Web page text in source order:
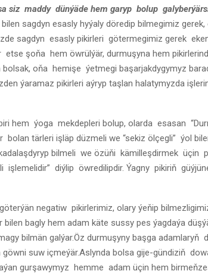
siz maddy dünýäde hem garyp bolup
sagdyn esasly hyýaly döredip bilmegimiz gerek,
sagdyn esasly pikirleri götermegimiz gerek
şoňa hem öwrülýär, durmuşyna hem
oňa hemişe ýetmegi başarjakdygymyz
ýaramaz pikirleri aýryp taşlan halatymyzda
hem ýoga mekdepleri bolup, olarda esasan
tärleri işläp düzmeli we “sekiz ölçegli” ýol
bilmeli we özüňi kämilleşdirmek üçin
diýlip öwredilipdir. Ýagny pikiriň
negatiw pikirlerimiz, olary ýeňip
bagly hem adam käte sussy pes ýagdaýa
bilmän galýar.Öz durmuşyny başga adamlaryň
suw içmeýär.Aslynda bolsa gije-gündiziň
gurşawymyz hemme adam üçin hem